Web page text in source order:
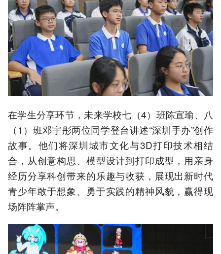
在学生分享环节，未来学校七（4）班陈宣瑜、八
（1）班邓宇彤两位同学登台讲述“深圳手办”创作
故事。他们将深圳城市文化与3D打印技术相结
合，从创意构思、模型设计到打印成型，用亲身
经历分享科创带来的乐趣与收获，展现出新时代
青少年敢于想象、勇于实践的精神风貌，赢得现
场阵阵掌声。